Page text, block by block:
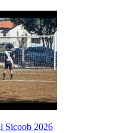
Sicoob 2026